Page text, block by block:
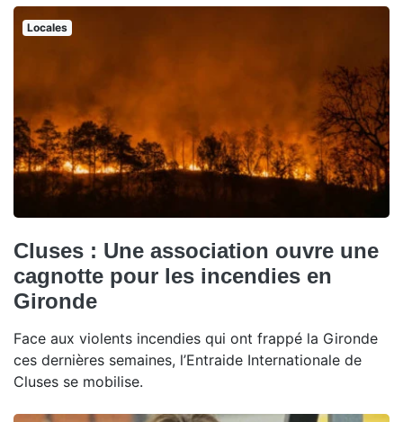
Locales
Cluses : Une association ouvre une
cagnotte pour les incendies en
Gironde
Face aux violents incendies qui ont frappé la Gironde
ces dernières semaines, l’Entraide Internationale de
Cluses se mobilise.